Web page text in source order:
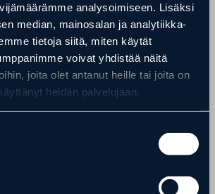
analysoimiseen. Lisäksi
median, mainosalan ja analytiikka-
tietoja siitä, miten käytät
voivat yhdistää näitä
joita olet antanut heille tai joita on
heidän palvelujaan.
rauhallisella ja luonnonkauniilla alueella, ja
Pihapiirissä on rantasauna ja palju, ja noin
on laavu. Ranta on matala ja pihapiirissä on